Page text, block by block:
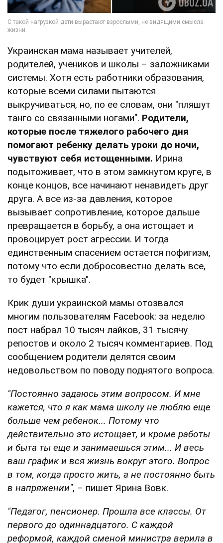
Украинская мама называет учителей,
родителей, учеников и школы – заложниками
системы. Хотя есть работники образования,
которые всеми силами пытаются
выкручиваться, но, по ее словам, они "пляшут
танго со связанными ногами". Родители,
которые после тяжелого рабочего дня
помогают ребенку делать уроки до ночи,
чувствуют себя истощенными. Ирина
подытоживает, что в этом замкнутом круге, в
конце концов, все начинают ненавидеть друг
друга. А все из-за давления, которое
вызывает сопротивление, которое дальше
превращается в борьбу, а она истощает и
провоцирует рост агрессии. И тогда
единственным спасением остается пофигизм,
потому что если добросовестно делать все,
то будет "крышка".
Крик души украинской мамы отозвался
многим пользователям Facebook: за неделю
пост набрал 10 тысяч лайков, 31 тысячу
репостов и около 2 тысяч комментариев. Под
сообщением родители делятся своим
недовольством по поводу поднятого вопроса.
"Постоянно задаюсь этим вопросом. И мне
кажется, что я как мама школу не люблю еще
больше чем ребенок... Потому что
действительно это истощает, и кроме работы
и быта ты еще и занимаешься этим... И весь
ваш график и вся жизнь вокруг этого. Вопрос
в том, когда просто жить, а не постоянно быть
в напряжении", – пишет Ярина Вовк.
"Педагог, пенсионер. Прошла все классы. От
первого до одиннадцатого. С каждой
реформой, каждой сменой министра верила в